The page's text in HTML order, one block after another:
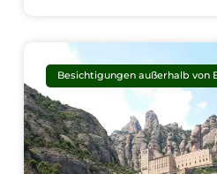
Besichtigungen außerhalb von